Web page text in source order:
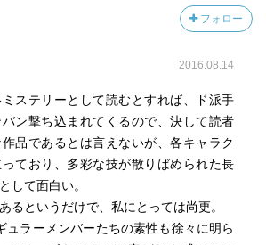
フォロー
2016.08.14
ステリーとして読むとすれば、ド派手
ン撃ち込まれてくるので、決して読者
品であるとは言えないが、各キャラク
ており、多彩な技が散りばめられた長
して面白い。
るというだけで、私にとっては尚更。
ュラーメンバーたちの素性も徐々に明ら